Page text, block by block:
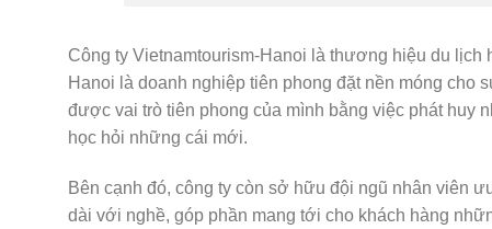
Công ty Vietnamtourism-Hanoi là thương hiệu du lịch
Hanoi là doanh nghiệp tiên phong đặt nền móng cho
được vai trò tiên phong của mình bằng việc phát huy
học hỏi những cái mới.
Bên cạnh đó, công ty còn sở hữu đội ngũ nhân viên
dài với nghề, góp phần mang tới cho khách hàng